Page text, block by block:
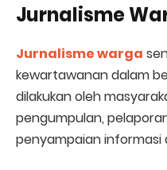
Jurnalisme
Jurnalisme warga
kewartawanan dalam
dilakukan oleh
pengumpulan,
penyampaian informasi